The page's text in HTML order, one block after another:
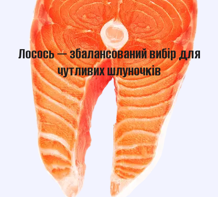
Лосось — збалансований вибір для
чутливих шлуночків